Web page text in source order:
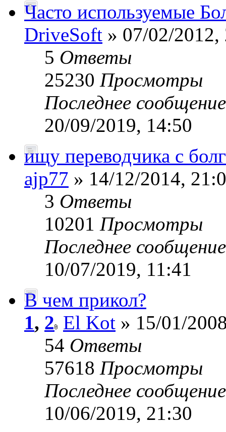
Часто используемые
DriveSoft » 07/02/2012,
5 Ответы
25230 Просмотры
Последнее
20/09/2019, 14:50
ищу переводчика с
ajp77 » 14/12/2014,
3 Ответы
10201 Просмотры
Последнее
10/07/2019, 11:41
В чем прикол?
1, 2 El Kot » 15/01/
54 Ответы
57618 Просмотры
Последнее
10/06/2019, 21:30